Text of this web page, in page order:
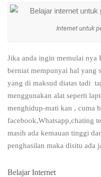
Internet untuk
Jika anda ingin memulai nya
berniat mempunyai hal yang
yang di maksud diatas tadi
menggunakan alat seperti
menghidup-mati kan , cuma
facebook,Whatsapp,chating
masih ada kemauan tinggi
penghasilan maka disitu ada
Belajar Internet